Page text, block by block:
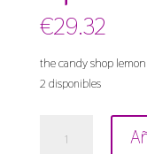
€29.32
the candy shop
2 disponibles
candy